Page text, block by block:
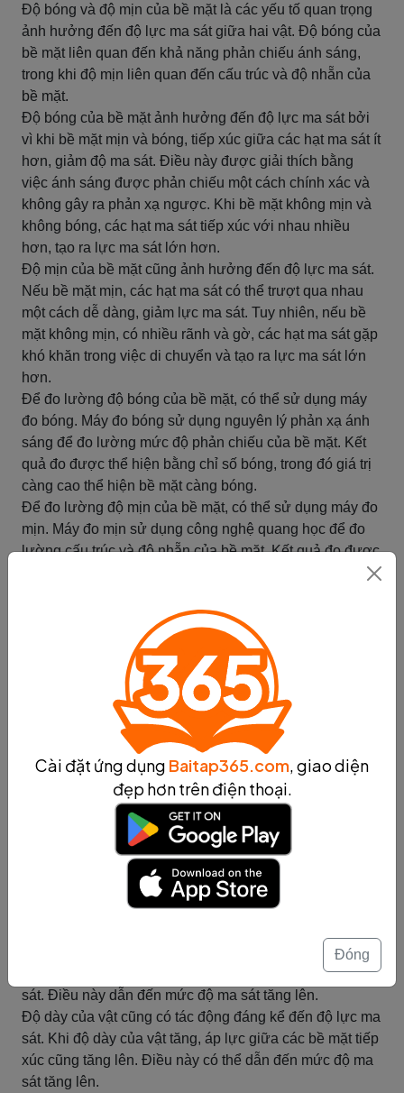
Độ bóng và độ mịn của bề mặt là các yếu tố quan trọng
ảnh hưởng đến độ lực ma sát giữa hai vật. Độ bóng của
bề mặt liên quan đến khả năng phản chiếu ánh sáng,
trong khi độ mịn liên quan đến cấu trúc và độ nhẵn của
bề mặt.
Độ bóng của bề mặt ảnh hưởng đến độ lực ma sát bởi
vì khi bề mặt mịn và bóng, tiếp xúc giữa các hạt ma sát ít
hơn, giảm độ ma sát. Điều này được giải thích bằng
việc ánh sáng được phản chiếu một cách chính xác và
không gây ra phản xạ ngược. Khi bề mặt không mịn và
không bóng, các hạt ma sát tiếp xúc với nhau nhiều
hơn, tạo ra lực ma sát lớn hơn.
Độ mịn của bề mặt cũng ảnh hưởng đến độ lực ma sát.
Nếu bề mặt mịn, các hạt ma sát có thể trượt qua nhau
một cách dễ dàng, giảm lực ma sát. Tuy nhiên, nếu bề
mặt không mịn, có nhiều rãnh và gờ, các hạt ma sát gặp
khó khăn trong việc di chuyển và tạo ra lực ma sát lớn
hơn.
Để đo lường độ bóng của bề mặt, có thể sử dụng máy
đo bóng. Máy đo bóng sử dụng nguyên lý phản xạ ánh
sáng để đo lường mức độ phản chiếu của bề mặt. Kết
quả đo được thể hiện bằng chỉ số bóng, trong đó giá trị
càng cao thể hiện bề mặt càng bóng.
Để đo lường độ mịn của bề mặt, có thể sử dụng máy đo
mịn. Máy đo mịn sử dụng công nghệ quang học để đo
lường cấu trúc và độ nhẵn của bề mặt. Kết quả đo được
Tóm lại, độ bóng và độ mịn của bề mặt là những yếu tố
quan trọng ảnh hưởng đến độ lực ma sát. Đo lường độ
bóng và độ mịn của bề mặt giúp hiểu rõ hơn về đặc tính
ma sát của vật và có thể áp dụng trong nhiều lĩnh vực
như thiết kế máy móc, công nghệ vật liệu, và nghiên cứu
Tóm tắt
Hình dạng và độ dày của vật
Hình dạng và độ dày của vật đóng vai trò quan trọng
trong việc ảnh hưởng đến độ lực ma sát giữa hai bề mặt
tiếp xúc. Cả hai yếu tố này đều có thể tác động đến cả
ma sát động và ma sát tĩnh.
Hình dạng của vật có thể ảnh hưởng đến diện tích tiếp
mặt có hình dạng không phẳng hoặc không đồng đều,
diện tích tiếp xúc sẽ giảm, làm tăng áp lực đối lực ma
sát. Điều này dẫn đến mức độ ma sát tăng lên.
Độ dày của vật cũng có tác động đáng kể đến độ lực ma
sát. Khi độ dày của vật tăng, áp lực giữa các bề mặt tiếp
xúc cũng tăng lên. Điều này có thể dẫn đến mức độ ma
sát tăng lên.
Cài đặt ứng dụng Baitap365.com, giao diện
đẹp hơn trên điện thoại.
Đóng